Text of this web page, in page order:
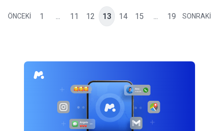
ÖNCEKİ 1 ... 11 12 13 14 15 ... 19 SONRAKİ